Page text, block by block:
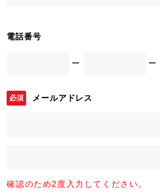
電話番号
ー ー
メールアドレス
確認のため2度入力してください。